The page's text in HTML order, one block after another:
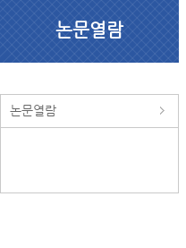
논문열람
논문열람